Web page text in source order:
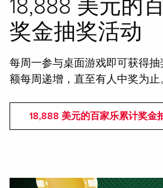
18,888 美元的
奖金抽奖活动
每周一参与桌面游戏即可获得
额每周递增，直至有人中奖为止
18,888 美元的百家乐累计奖金